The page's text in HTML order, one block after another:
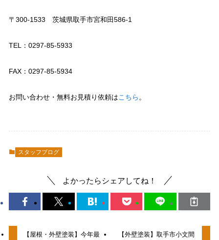
〒300-1533 茨城県取手市宮和田586-1
TEL：0297-85-5933
FAX：0297-85-5934
お問い合わせ・無料お見積り依頼はこちら。
スタッフブログ
よかったらシェアしてね！
【屋根・外壁塗装】今年最
【外壁塗装】取手市小文間